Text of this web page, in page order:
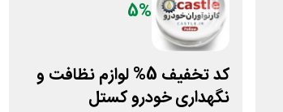
5%
کد تخفیف 5% لوازم نظافت و
نگهداری خودرو کستل